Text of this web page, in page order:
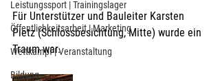
Leistungssport | Trainingslager
Öffentlichkeitsarbeit | Marketing
Wettkampf | Veranstaltung
Bildung
Für Unterstützer und Bauleiter Karsten
Pietz (Schlossbesichtung, Mitte) wurde ein
Traum war.